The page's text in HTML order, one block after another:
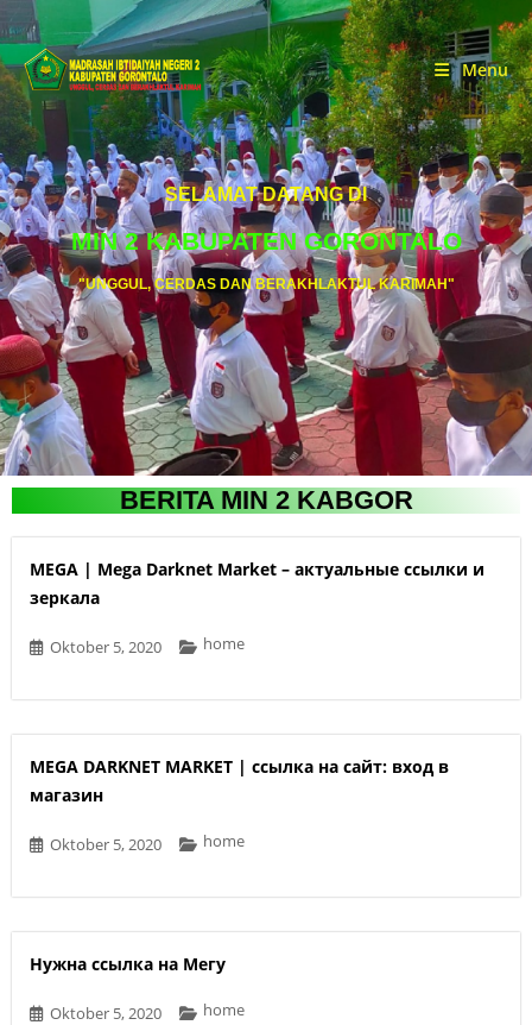
Menu
SELAMAT DATANG DI
MIN 2 KABUPATEN GORONTALO
"UNGGUL, CERDAS DAN BERAKHLAKTUL KARIMAH"
BERITA MIN 2 KABGOR
MEGA | Mega Darknet Market – актуальные ссылки и
зеркала
Oktober 5, 2020 home
MEGA DARKNET MARKET | ссылка на сайт: вход в
магазин
Oktober 5, 2020 home
Нужна ссылка на Мегу
Oktober 5, 2020 home